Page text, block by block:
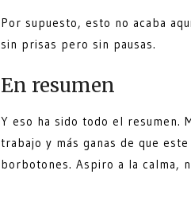
Por supuesto, esto no acaba
sin prisas pero sin pausas.
En resumen
Y eso ha sido todo el resumen.
trabajo y más ganas de que
borbotones. Aspiro a la calma,